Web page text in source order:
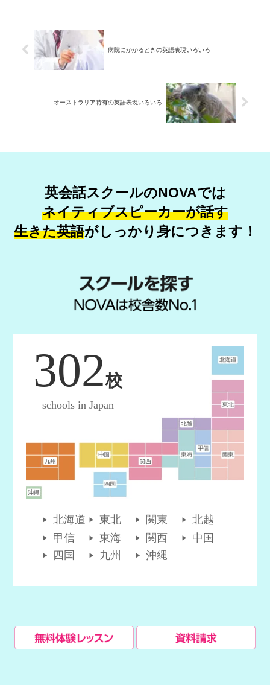
病院にかかるときの英語表現いろいろ
オーストラリア特有の英語表現いろいろ
英会話スクールのNOVAでは
ネイティブスピーカーが話す
生きた英語がしっかり身につきます！
北海道 東北 関東
北越
甲信
東海 関西
中国
四国
九州 沖縄
302校
schools in Japan